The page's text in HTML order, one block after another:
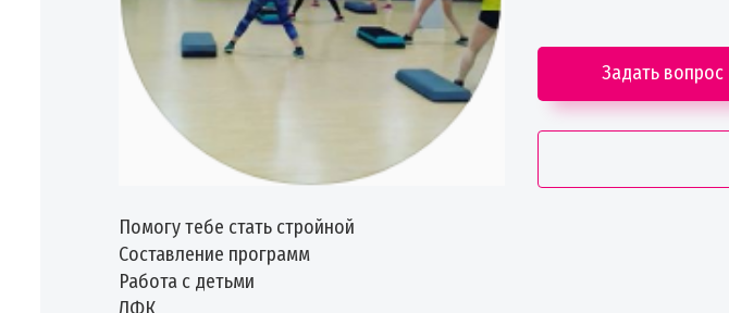
Задать вопрос
Помогу тебе стать стройной
Составление программ
Работа с детьми
ЛФК